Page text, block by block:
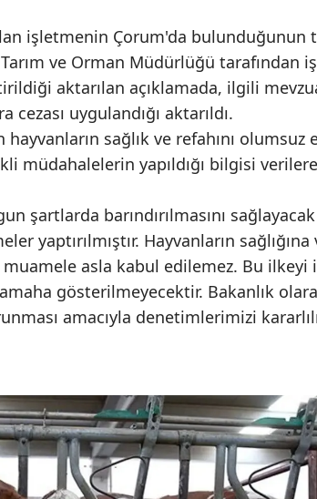
Çankırı
Edirne
Elazığ
işletmenin Çorum'da bulunduğunun
ve Orman Müdürlüğü tarafından
aktarılan açıklamada, ilgili
uygulandığı aktarıldı.
sağlık ve refahını olumsuz
müdahalelerin yapıldığı bilgisi
şartlarda barındırılmasını
yaptırılmıştır. Hayvanların sağlığına
asla kabul edilemez. Bu ilkeyi
gösterilmeyecektir. Bakanlık
amacıyla denetimlerimizi